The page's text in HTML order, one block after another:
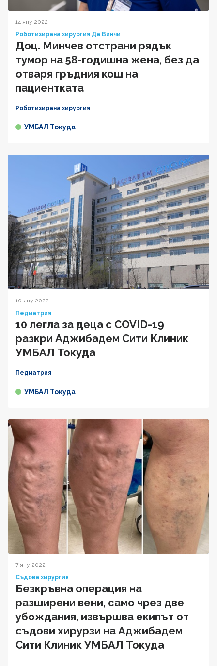
14 яну 2022
Роботизирана хирургия Да Винчи
Доц. Минчев отстрани рядък
тумор на 58-годишна жена, без да
отваря гръдния кош на
пациентката
Роботизирана хирургия
УМБАЛ Токуда
10 яну 2022
Педиатрия
10 легла за деца с COVID-19
разкри Аджибадем Сити Клиник
УМБАЛ Токуда
Педиатрия
УМБАЛ Токуда
7 яну 2022
Съдова хирургия
Безкръвна операция на
разширени вени, само чрез две
убождания, извършва екипът от
съдови хирурзи на Аджибадем
Сити Клиник УМБАЛ Токуда